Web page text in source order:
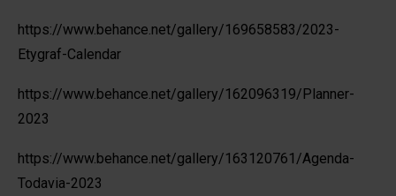
https://www.behance.net/gallery/169658583/2023-
Etygraf-Calendar
https://www.behance.net/gallery/162096319/Planner-
2023
https://www.behance.net/gallery/163120761/Agenda-
Todavia-2023